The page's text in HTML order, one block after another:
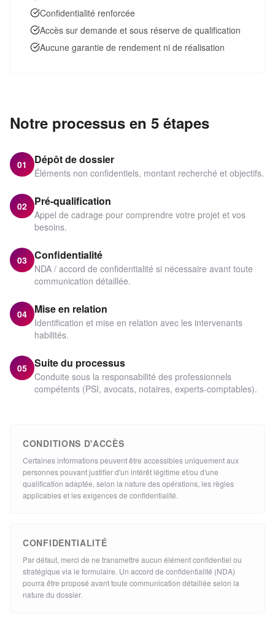
Confidentialité renforcée
Accès sur demande et sous réserve de qualification
Aucune garantie de rendement ni de réalisation
Notre processus en 5 étapes
01 Dépôt de dossier
Éléments non confidentiels, montant recherché et objectifs.
02 Pré-qualification
Appel de cadrage pour comprendre votre projet et vos
besoins.
03 Confidentialité
NDA / accord de confidentialité si nécessaire avant toute
communication détaillée.
04 Mise en relation
Identification et mise en relation avec les intervenants
habilités.
05 Suite du processus
Conduite sous la responsabilité des professionnels
compétents (PSI, avocats, notaires, experts-comptables).
CONDITIONS D'ACCÈS
Certaines informations peuvent être accessibles uniquement aux
personnes pouvant justifier d'un intérêt légitime et/ou d'une
qualification adaptée, selon la nature des opérations, les règles
applicables et les exigences de confidentialité.
CONFIDENTIALITÉ
Par défaut, merci de ne transmettre aucun élément confidentiel ou
stratégique via le formulaire. Un accord de confidentialité (NDA)
pourra être proposé avant toute communication détaillée selon la
nature du dossier.